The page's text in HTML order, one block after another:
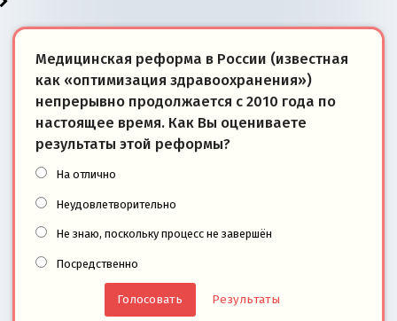
Медицинская реформа в России (известная
как «оптимизация здравоохранения»)
непрерывно продолжается с 2010 года по
настоящее время. Как Вы оцениваете
результаты этой реформы?
На отлично
Неудовлетворительно
Не знаю, поскольку процесс не завершён
Посредственно
Результаты